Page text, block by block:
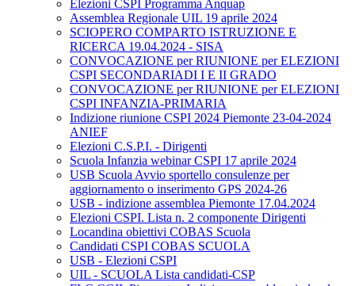
Elezioni CSPI Programma Anquap
Assemblea Regionale UIL 19 aprile 2024
SCIOPERO COMPARTO ISTRUZIONE E
RICERCA 19.04.2024 - SISA
CONVOCAZIONE per RIUNIONE per ELEZIONI
CSPI SECONDARIADI I E II GRADO
CONVOCAZIONE per RIUNIONE per ELEZIONI
CSPI INFANZIA-PRIMARIA
Indizione riunione CSPI 2024 Piemonte 23-04-2024
ANIEF
Elezioni C.S.P.I. - Dirigenti
Scuola Infanzia webinar CSPI 17 aprile 2024
USB Scuola Avvio sportello consulenze per
aggiornamento o inserimento GPS 2024-26
USB - indizione assemblea Piemonte 17.04.2024
Elezioni CSPI. Lista n. 2 componente Dirigenti
Locandina obiettivi COBAS Scuola
Candidati CSPI COBAS SCUOLA
USB - Elezioni CSPI
UIL - SCUOLA Lista candidati-CSP